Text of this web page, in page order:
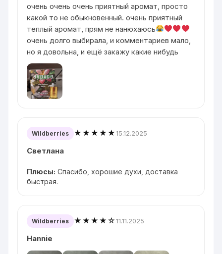
очень очень очень приятный аромат, просто
какой то не обыкновенный. очень приятный
теплый аромат, прям не нанюхаюсь
очень долго выбирала, и комментариев мало,
но я довольна, и ещё закажу какие нибудь
Wildberries ★★★★★15.12.2025
Светлана
Плюсы: Спасибо, хорошие духи, доставка
быстрая.
Wildberries ★★★★☆11.11.2025
Hannie